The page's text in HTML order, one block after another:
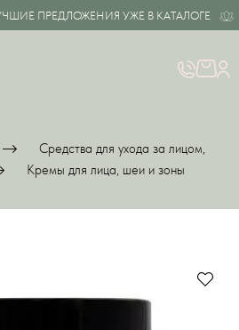
ПРЕДЛОЖЕНИЯ УЖЕ В КАТАЛОГЕ
Средства для ухода за лицом,
Кремы для лица, шеи и зоны